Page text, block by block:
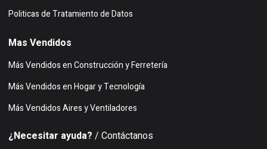
Politicas de Tratamiento de Datos
Mas Vendidos
Más Vendidos en Construcción y Ferretería
Más Vendidos en Hogar y Tecnología
Más Vendidos Aires y Ventiladores
¿Necesitar ayuda? / Contáctanos